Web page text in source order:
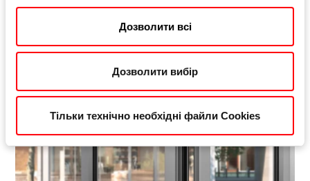
Дозволити всі
Дозволити вибір
Тільки технічно необхідні файли Cookies